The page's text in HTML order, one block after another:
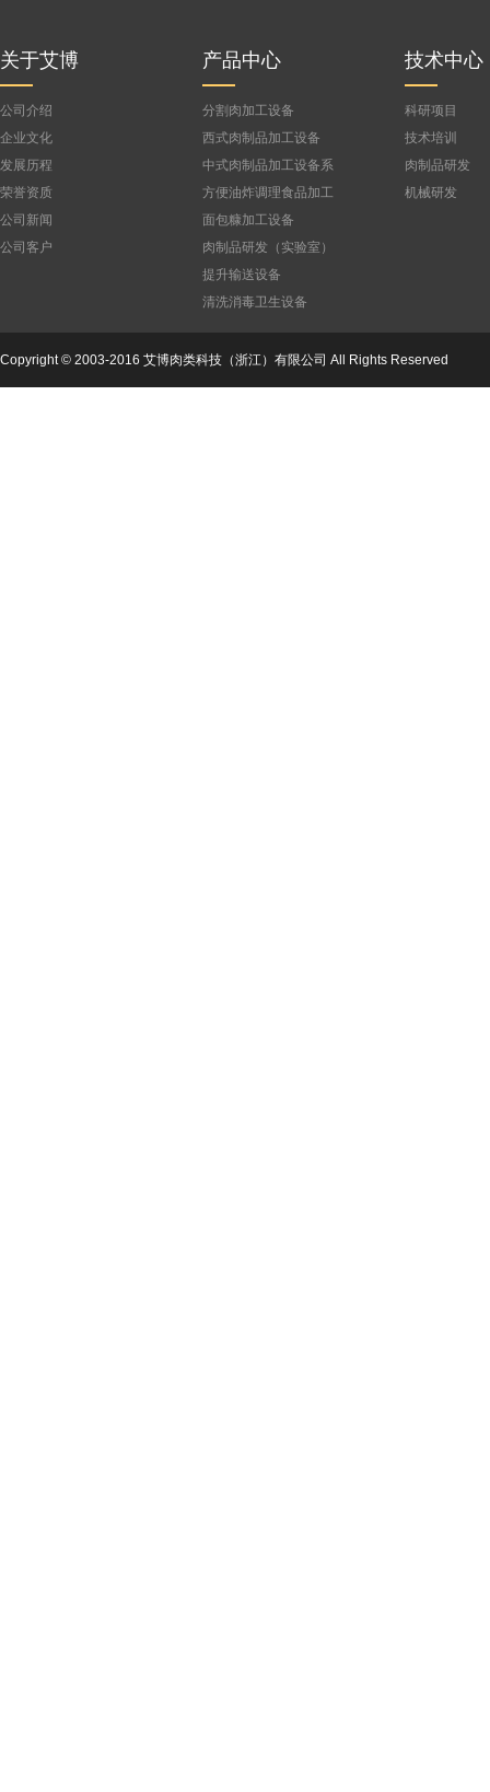
真空搅拌机BVBJ-1500
关于艾博
公司介绍
企业文化
发展历程
荣誉资质
公司新闻
公司客户
产品中心
分割肉加工设备
西式肉制品加工设备
中式肉制品加工设备系
列
方便油炸调理食品加工
设备
面包糠加工设备
肉制品研发（实验室）
设备
提升输送设备
清洗消毒卫生设备
技术中心
科研项目
技术培训
肉制品研发
机械研发
Copyright © 2003-2016 艾博肉类科技（浙江）有限公司 All Rights Reserved